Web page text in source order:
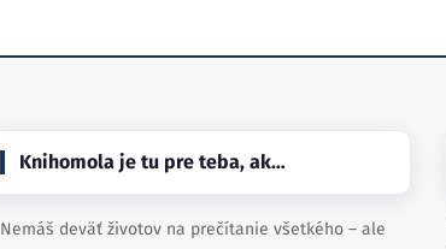
Knihomola je tu pre teba, ak…
Nemáš deväť životov na prečítanie všetkého – ale